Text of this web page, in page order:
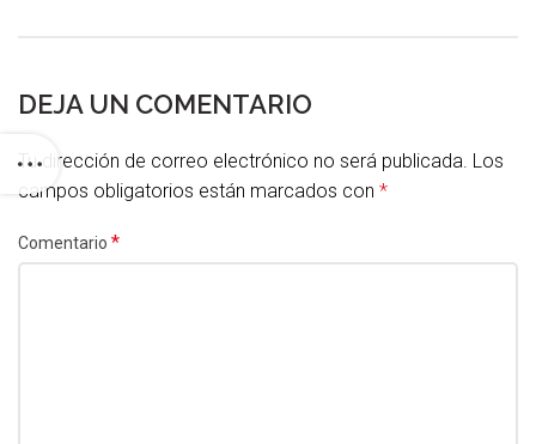
DEJA UN COMENTARIO
Tu dirección de correo electrónico no será publicada. Los
campos obligatorios están marcados con *
Comentario *